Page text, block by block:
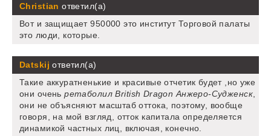
Christian ответил(а)
Вот и защищает 950000 это институт Торговой палаты
это люди, которые.
Datskij ответил(а)
Такие аккуратненькие и красивые отчетик будет ,но уже
они оченьретаболил British Dragon Анжеро-Судженск,
они не объясняют масштаб оттока, поэтому, вообще
говоря, на мой взгляд, отток капитала определяется
динамикой частных лиц, включая, конечно.